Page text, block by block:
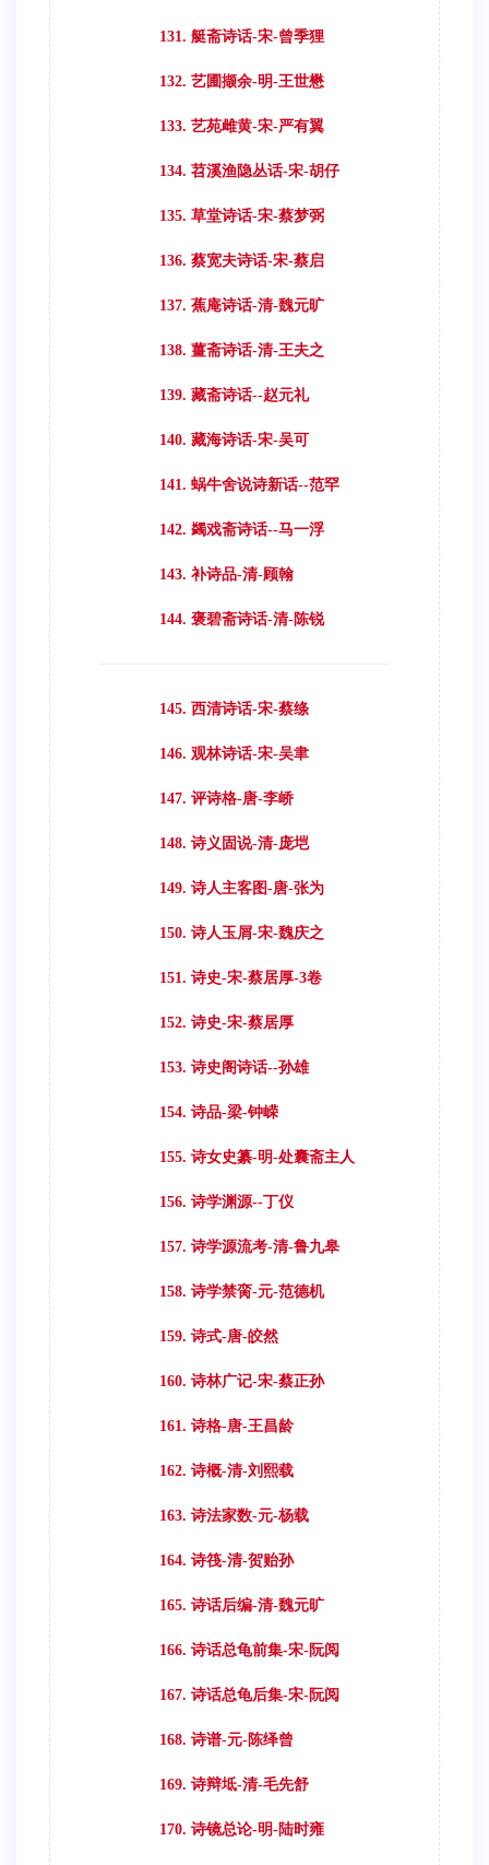
131. 艇斋诗话-宋-曾季狸
132. 艺圃撷余-明-王世懋
133. 艺苑雌黄-宋-严有翼
134. 苕溪渔隐丛话-宋-胡仔
135. 草堂诗话-宋-蔡梦弼
136. 蔡宽夫诗话-宋-蔡启
137. 蕉庵诗话-清-魏元旷
138. 薑斋诗话-清-王夫之
139. 藏斋诗话--赵元礼
140. 藏海诗话-宋-吴可
141. 蜗牛舍说诗新话--范罕
142. 蠲戏斋诗话--马一浮
143. 补诗品-清-顾翰
144. 褒碧斋诗话-清-陈锐
145. 西清诗话-宋-蔡绦
146. 观林诗话-宋-吴聿
147. 评诗格-唐-李峤
148. 诗义固说-清-庞垲
149. 诗人主客图-唐-张为
150. 诗人玉屑-宋-魏庆之
151. 诗史-宋-蔡居厚-3卷
152. 诗史-宋-蔡居厚
153. 诗史阁诗话--孙雄
154. 诗品-梁-钟嵘
155. 诗女史纂-明-处囊斋主人
156. 诗学渊源--丁仪
157. 诗学源流考-清-鲁九皋
158. 诗学禁脔-元-范德机
159. 诗式-唐-皎然
160. 诗林广记-宋-蔡正孙
161. 诗格-唐-王昌龄
162. 诗概-清-刘熙载
163. 诗法家数-元-杨载
164. 诗筏-清-贺贻孙
165. 诗话后编-清-魏元旷
166. 诗话总龟前集-宋-阮阅
167. 诗话总龟后集-宋-阮阅
168. 诗谱-元-陈绎曾
169. 诗辩坻-清-毛先舒
170. 诗镜总论-明-陆时雍